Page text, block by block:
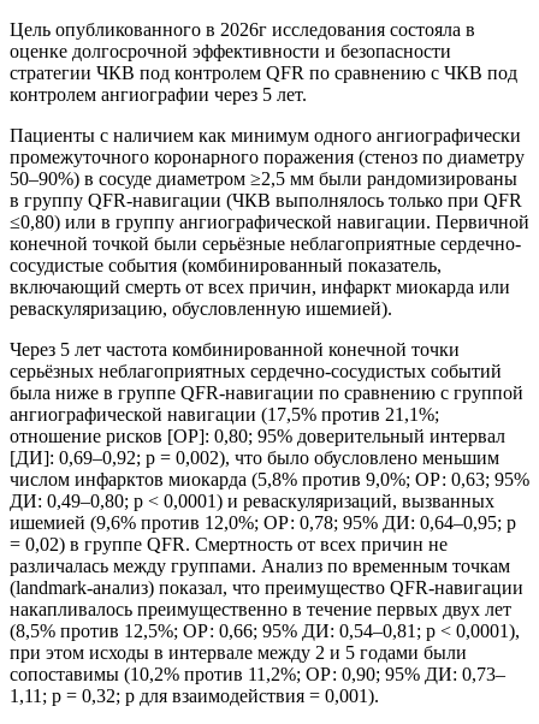
Цель опубликованного в 2026г исследования состояла в
оценке долгосрочной эффективности и безопасности
стратегии ЧКВ под контролем QFR по сравнению с ЧКВ под
контролем ангиографии через 5 лет.
Пациенты с наличием как минимум одного ангиографически
промежуточного коронарного поражения (стеноз по диаметру
50–90%) в сосуде диаметром ≥2,5 мм были рандомизированы
в группу QFR-навигации (ЧКВ выполнялось только при QFR
≤0,80) или в группу ангиографической навигации. Первичной
конечной точкой были серьёзные неблагоприятные сердечно-
сосудистые события (комбинированный показатель,
включающий смерть от всех причин, инфаркт миокарда или
реваскуляризацию, обусловленную ишемией).
Через 5 лет частота комбинированной конечной точки
серьёзных неблагоприятных сердечно-сосудистых событий
была ниже в группе QFR-навигации по сравнению с группой
ангиографической навигации (17,5% против 21,1%;
отношение рисков [ОР]: 0,80; 95% доверительный интервал
[ДИ]: 0,69–0,92; p = 0,002), что было обусловлено меньшим
числом инфарктов миокарда (5,8% против 9,0%; ОР: 0,63; 95%
ДИ: 0,49–0,80; p < 0,0001) и реваскуляризаций, вызванных
ишемией (9,6% против 12,0%; ОР: 0,78; 95% ДИ: 0,64–0,95; p
= 0,02) в группе QFR. Смертность от всех причин не
различалась между группами. Анализ по временным точкам
(landmark-анализ) показал, что преимущество QFR-навигации
накапливалось преимущественно в течение первых двух лет
(8,5% против 12,5%; ОР: 0,66; 95% ДИ: 0,54–0,81; p < 0,0001),
при этом исходы в интервале между 2 и 5 годами были
сопоставимы (10,2% против 11,2%; ОР: 0,90; 95% ДИ: 0,73–
1,11; p = 0,32; p для взаимодействия = 0,001).